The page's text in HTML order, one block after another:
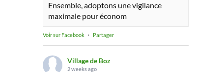
Ensemble, adoptons une vigilance
maximale pour économ
Voir sur Facebook · Partager
Village de Boz
2 weeks ago